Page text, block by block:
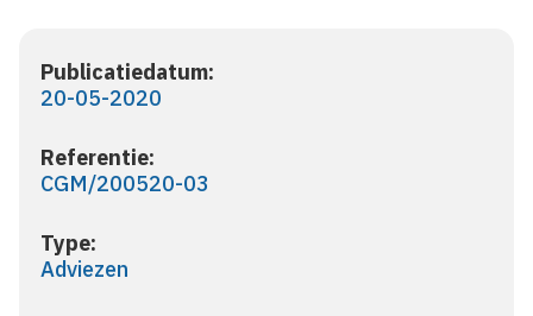
Publicatiedatum:
20-05-2020
Referentie:
CGM/200520-03
Type:
Adviezen